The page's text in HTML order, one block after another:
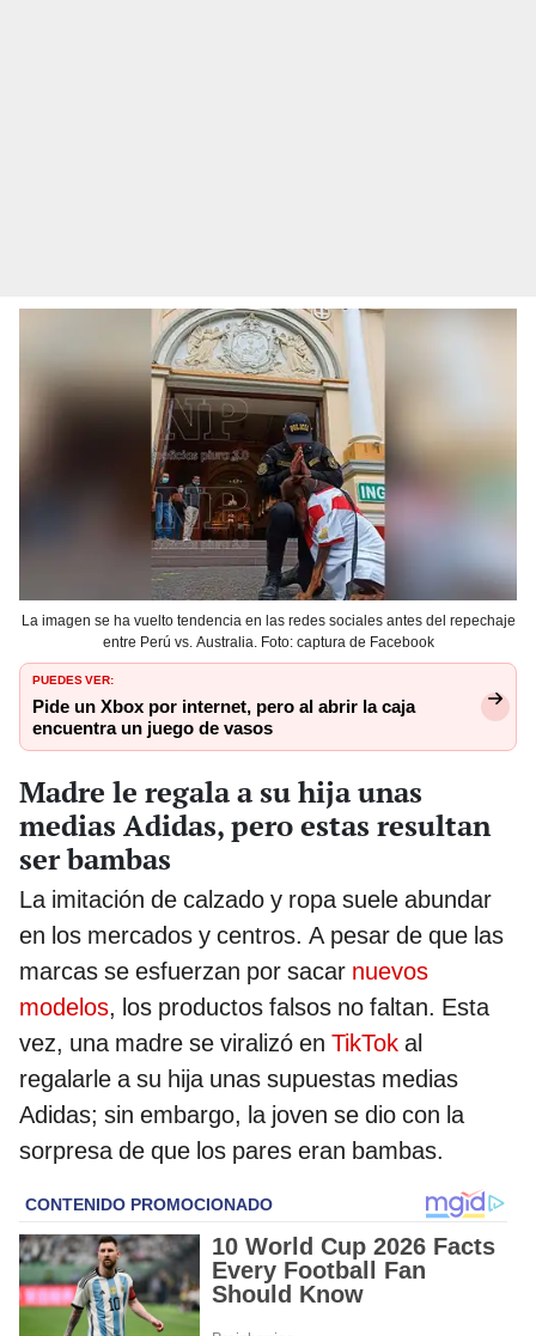
La imagen se ha vuelto tendencia en las redes sociales antes del repechaje
entre Perú vs. Australia. Foto: captura de Facebook
PUEDES VER:
Pide un Xbox por internet, pero al abrir la caja
encuentra un juego de vasos
Madre le regala a su hija unas
medias Adidas, pero estas resultan
ser bambas
La imitación de calzado y ropa suele abundar
en los mercados y centros. A pesar de que las
marcas se esfuerzan por sacar nuevos
modelos, los productos falsos no faltan. Esta
vez, una madre se viralizó en TikTok al
regalarle a su hija unas supuestas medias
Adidas; sin embargo, la joven se dio con la
sorpresa de que los pares eran bambas.